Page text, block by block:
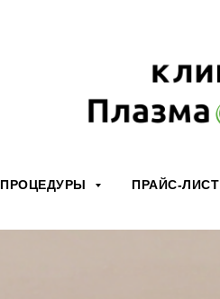
ПРОЦЕДУРЫ ПРАЙС-ЛИСТ